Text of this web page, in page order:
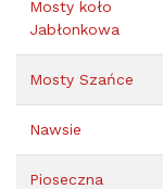
Mosty koło
Jabłonkowa
Mosty Szańce
Nawsie
Pioseczna